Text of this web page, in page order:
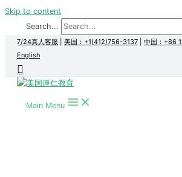
Skip to content
Search...
7/24真人客服 美国：+1(412)756-3137 中国：+86
English
Main Menu